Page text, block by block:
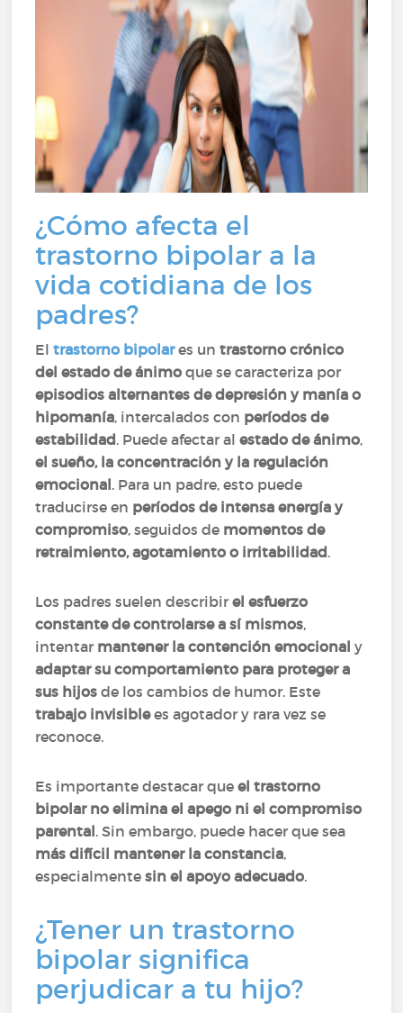
¿Cómo afecta el
trastorno bipolar a la
vida cotidiana de los
padres?
Eltrastorno bipolar es untrastorno crónico
del estado de ánimo que se caracteriza por
episodios alternantes de depresión y manía o
hipomanía, intercalados con períodos de
estabilidad. Puede afectar alestado de ánimo,
el sueño, la concentración y la regulación
emocional. Para un padre, esto puede
traducirse en períodos de intensa energía y
compromiso, seguidos de momentos de
retraimiento, agotamiento o irritabilidad.
Los padres suelen describirel esfuerzo
constante de controlarse a sí mismos,
intentar mantener la contención emocional y
adaptar su comportamiento para proteger a
sus hijos de los cambios de humor. Este
trabajo invisiblees agotador y rara vez se
reconoce.
Es importante destacar queel trastorno
bipolar no elimina el apego ni el compromiso
parental. Sin embargo, puede hacer que sea
más difícil mantener la constancia,
especialmentesin el apoyo adecuado.
¿Tener un trastorno
bipolar significa
perjudicar a tu hijo?